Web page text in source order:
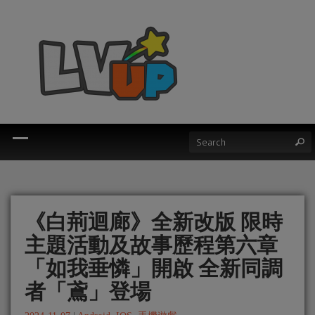
《白荊迴廊》全新改版 限時
主題活動及故事歷程第六章
「如我垂憐」開啟 全新同調
者「鳶」登場